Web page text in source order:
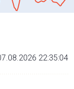
22:35:04